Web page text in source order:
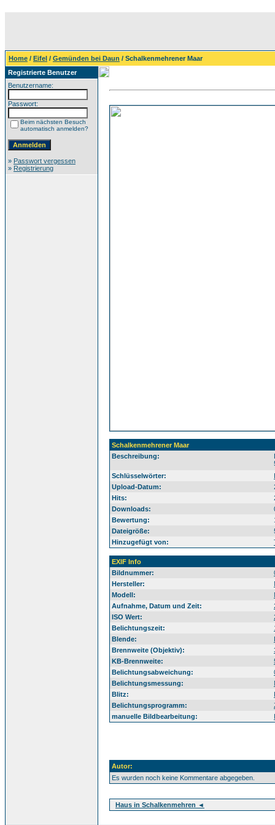
Home / Eifel / Gemünden bei Daun / Schalkenmehrener Maar
Registrierte Benutzer
Benutzername:
Passwort:
Beim nächsten Besuch
automatisch anmelden?
» Passwort vergessen
» Registrierung
Schalkenmehrener Maar
Beschreibung:
Schlüsselwörter:
Upload-Datum:
Hits:
Downloads:
Bewertung:
Dateigröße:
Hinzugefügt von:
EXIF Info
Bildnummer:
Hersteller:
Modell:
Aufnahme, Datum und Zeit:
ISO Wert:
Belichtungszeit:
Blende:
Brennweite (Objektiv):
KB-Brennweite:
Belichtungsabweichung:
Belichtungsmessung:
Blitz:
Belichtungsprogramm:
manuelle Bildbearbeitung:
Autor:
Es wurden noch keine Kommentare abgegeben.
Haus in Schalkenmehren ◄